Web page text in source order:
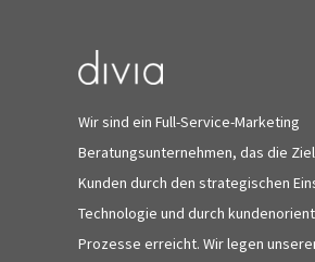
Wir sind ein Full-Service-Marketing
Beratungsunternehmen, das die
Kunden durch den strategischen
Technologie und durch
Prozesse erreicht. Wir legen